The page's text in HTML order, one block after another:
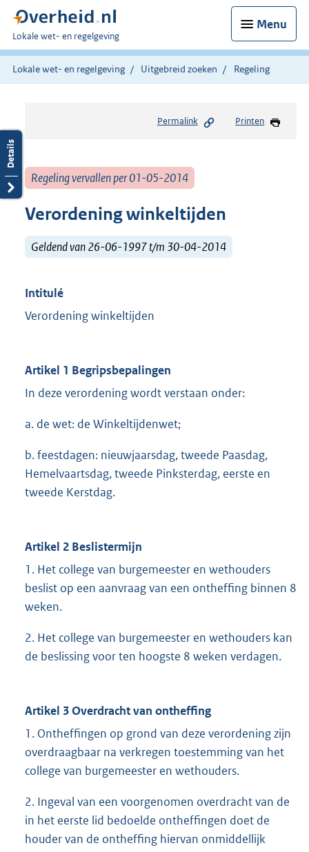
Menu
U
bent
hier:
Lokale wet- en regelgeving
Lokale wet- en regelgeving Uitgebreid zoeken Regeling
Permalink Printen
Regeling vervallen per 01-05-2014
Verordening winkeltijden
Geldend van 26-06-1997 t/m 30-04-2014
Intitulé
Verordening winkeltijden
Artikel 1 Begripsbepalingen
In deze verordening wordt verstaan onder:
a. de wet: de Winkeltijdenwet;
b. feestdagen: nieuwjaarsdag, tweede Paasdag,
Hemelvaartsdag, tweede Pinksterdag, eerste en
tweede Kerstdag.
Artikel 2 Beslistermijn
1. Het college van burgemeester en wethouders
beslist op een aanvraag van een ontheffing binnen 8
weken.
2. Het college van burgemeester en wethouders kan
de beslissing voor ten hoogste 8 weken verdagen.
Artikel 3 Overdracht van ontheffing
1. Ontheffingen op grond van deze verordening zijn
overdraagbaar na verkregen toestemming van het
college van burgemeester en wethouders.
2. Ingeval van een voorgenomen overdracht van de
in het eerste lid bedoelde ontheffingen doet de
houder van de ontheffing hiervan onmiddellijk